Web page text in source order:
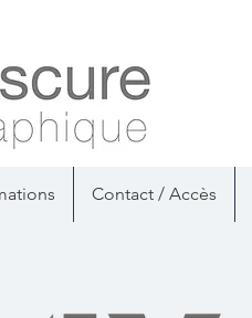
Contact / Accès